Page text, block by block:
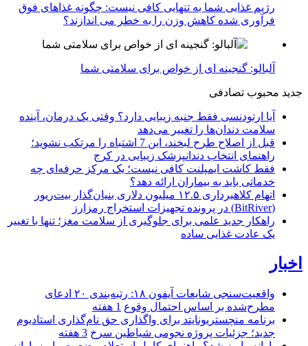
رژیم غذایی شما به تنهایی کافی نیست: چگونه غذاهای فوق
فرآوری شده کاهش وزن را به خطر می اندازند؟
آلبالو: گنجینه ای از خواص برای سلامتی شما
جدید محبوب تصادفی
آیا ارتودنسی فقط جنبه زیبایی دارد؟ وقتی یک درمان، آینده
سلامت دندان‌ها را تغییر می‌دهد
قبل از اصلاح طرح لبخند، این 7 اشتباه را مرتکب نشوید؛
راهنمای انتخاب دندانپزشک زیبایی در کرج
فقط کاشت ایمپلنت کافی نیست؛ یک مرکز حرفه‌ای چه
خدماتی باید به بیماران ارائه دهد؟
اتهام کلاهبرداری ۱۲.۵ میلیون دلاری بنیان‌گذار بیت‌ریور
(BitRiver) در پرونده تجهیزات استخراج رمزارز
راهکار جدید علمی برای جلوگیری از سلامت مغز؛ تنها با تغییر
یک عادت غذایی ساده
اخبار
واقعیت‌سنجی شایعات آیفون ۱۸: رتبه‌بندی ۲۰ ادعای
مطرح‌شده بر اساس احتمال وقوع 1 هفته
برنامه منچستریونایتد برای واگذاری حق نام‌گذاری استادیوم
جدید؛ جزئیات پروژه نجومی شیاطین سرخ 3 هفته